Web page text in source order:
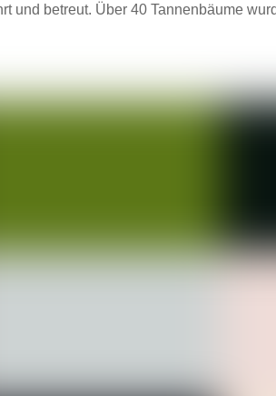
und betreut. Über 40 Tannenbäume